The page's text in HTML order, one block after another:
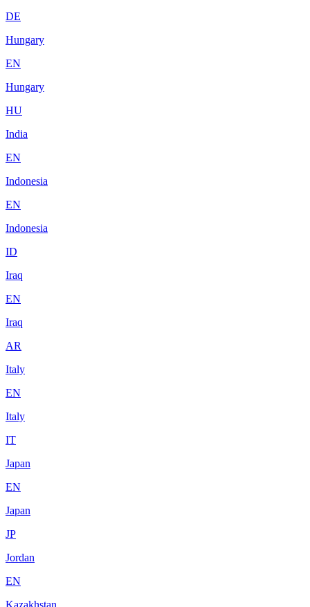
DE
Hungary
EN
Hungary
HU
India
EN
Indonesia
EN
Indonesia
ID
Iraq
EN
Iraq
AR
Italy
EN
Italy
IT
Japan
EN
Japan
JP
Jordan
EN
Kazakhstan